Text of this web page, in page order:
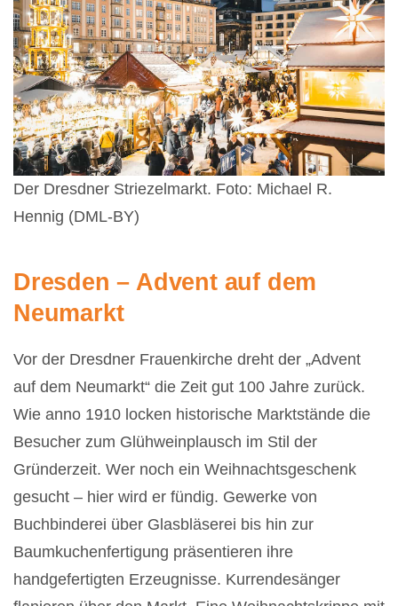
Der Dresdner Striezelmarkt. Foto: Michael R.
Hennig (DML-BY)
Dresden – Advent auf dem
Neumarkt
Vor der Dresdner Frauenkirche dreht der „Advent
auf dem Neumarkt“ die Zeit gut 100 Jahre zurück.
Wie anno 1910 locken historische Marktstände die
Besucher zum Glühweinplausch im Stil der
Gründerzeit. Wer noch ein Weihnachtsgeschenk
gesucht – hier wird er fündig. Gewerke von
Buchbinderei über Glasbläserei bis hin zur
Baumkuchenfertigung präsentieren ihre
handgefertigten Erzeugnisse. Kurrendesänger